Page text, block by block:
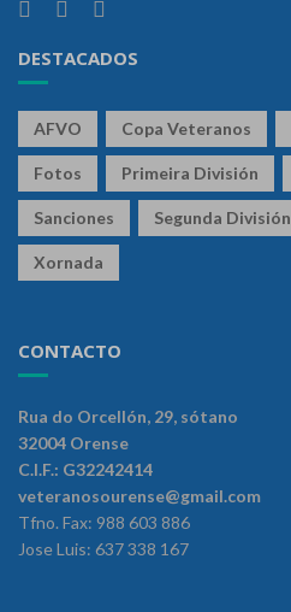
DESTACADOS
AFVO Copa Veteranos
Fotos Primeira División
Sanciones Segunda División
Xornada
CONTACTO
Rua do Orcellón, 29, sótano
32004 Orense
C.I.F.: G32242414
veteranosourense@gmail.com
Tfno. Fax: 988 603 886
Jose Luis: 637 338 167